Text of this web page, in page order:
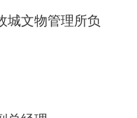
城文物管理所负